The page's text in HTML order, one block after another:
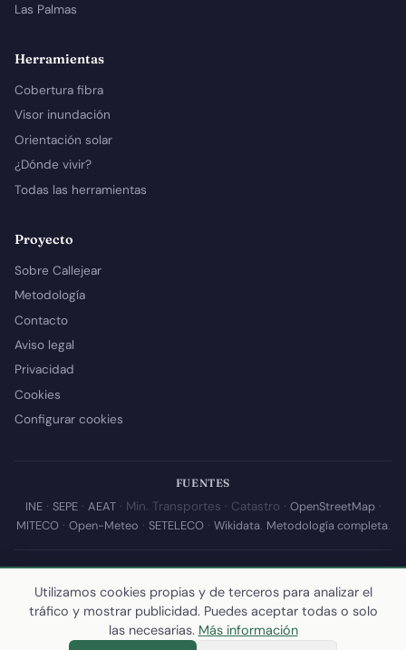
Las Palmas
Herramientas
Cobertura fibra
Visor inundación
Orientación solar
¿Dónde vivir?
Todas las herramientas
Proyecto
Sobre Callejear
Metodología
Contacto
Aviso legal
Privacidad
Cookies
Configurar cookies
FUENTES
INE· SEPE· AEAT· Min. Transportes · Catastro · OpenStreetMap·
MITECO· Open-Meteo · SETELECO· Wikidata. Metodología completa.
© 2026 Callejear.com — Directorio municipal de España con datos
abiertos. Desarrollado y mantenido porYoel Castaño.
Última actualización de esta página:10 de julio de 2026
calculamos los datos
Utilizamos cookies propias y de terceros para analizar el
tráfico y mostrar publicidad. Puedes aceptar todas o solo
las necesarias. Más información